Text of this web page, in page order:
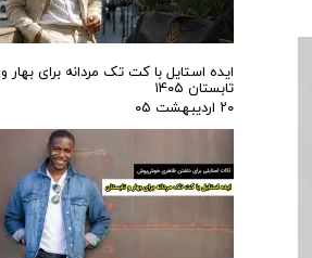
ایده استایل با کت تک مردانه برای بهار و
تابستان ۱۴۰۵
۲۰ اردیبهشت ۰۵